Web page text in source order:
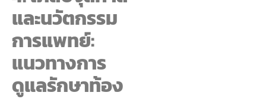
และนวัตกรรม
การแพทย์:
แนวทางการ
ดูแลรักษาท้อง